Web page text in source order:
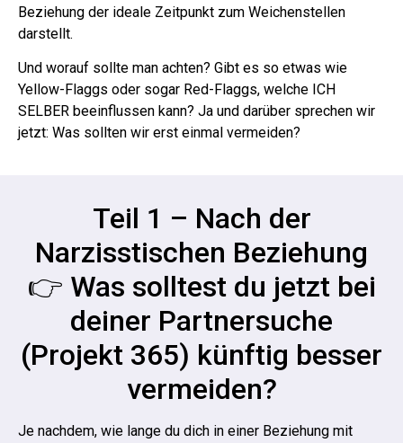
Beziehung der ideale Zeitpunkt zum Weichenstellen
darstellt.
Und worauf sollte man achten? Gibt es so etwas wie
Yellow-Flaggs oder sogar Red-Flaggs, welche ICH
SELBER beeinflussen kann? Ja und darüber sprechen wir
jetzt: Was sollten wir erst einmal vermeiden?
Teil 1 – Nach der
Narzisstischen Beziehung
👉 Was solltest du jetzt bei
deiner Partnersuche
(Projekt 365) künftig besser
vermeiden?
Je nachdem, wie lange du dich in einer Beziehung mit